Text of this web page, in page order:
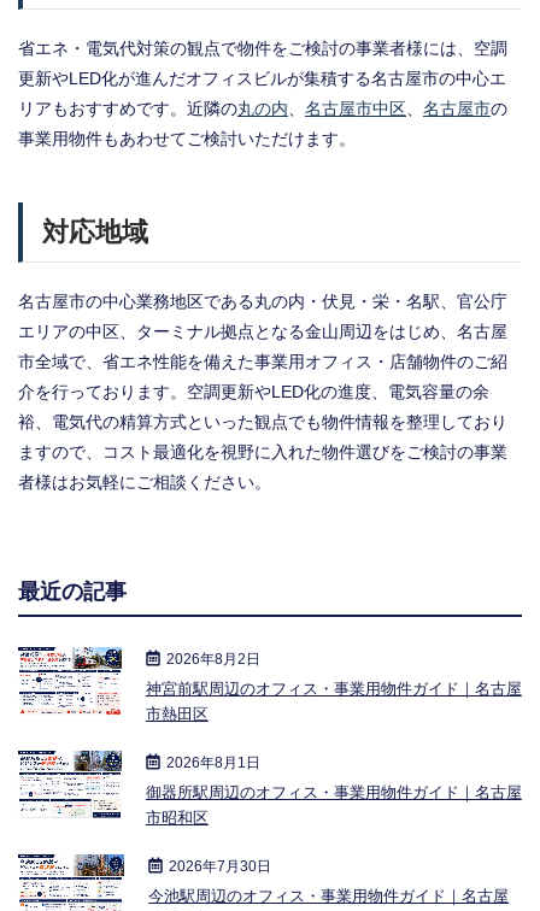
省エネ・電気代対策の観点で物件をご検討の事業者様には、空調
更新やLED化が進んだオフィスビルが集積する名古屋市の中心エ
リアもおすすめです。近隣の丸の内 名古屋市中区 名古屋市の
事業用物件もあわせてご検討いただけます。
対応地域
名古屋市の中心業務地区である丸の内・伏見・栄・名駅、官公庁
エリアの中区、ターミナル拠点となる金山周辺をはじめ、名古屋
市全域で、省エネ性能を備えた事業用オフィス・店舗物件のご紹
介を行っております。空調更新やLED化の進度、電気容量の余
裕、電気代の精算方式といった観点でも物件情報を整理しており
ますので、コスト最適化を視野に入れた物件選びをご検討の事業
者様はお気軽にご相談ください。
最近の記事
2026年8月2日
神宮前駅周辺のオフィス・事業用物件ガイド｜名古屋
市熱田区
2026年8月1日
御器所駅周辺のオフィス・事業用物件ガイド｜名古屋
市昭和区
2026年7月30日
今池駅周辺のオフィス・事業用物件ガイド｜名古屋